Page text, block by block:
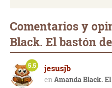
Comentarios y
Black. El bastón
jesusjb
Amanda Black.
5.5